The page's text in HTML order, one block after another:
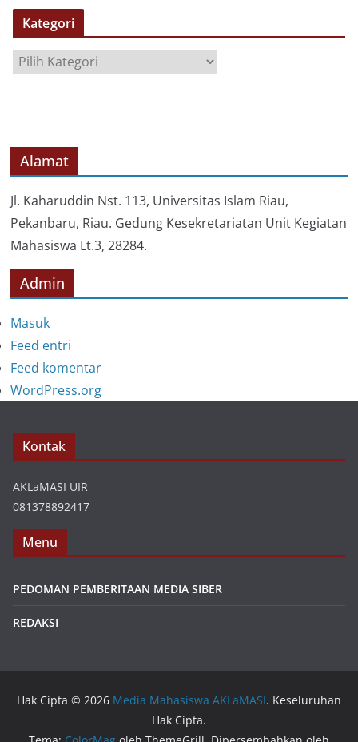
S
P
Kategori
a
r
i
Alamat
Jl. Kaharuddin Nst. 113, Universitas Islam Riau,
Pekanbaru, Riau. Gedung Kesekretariatan Unit Kegiatan
Mahasiswa Lt.3, 28284.
Admin
Masuk
Feed entri
Feed komentar
WordPress.org
Kontak
AKLaMASI UIR
081378892417
Menu
PEDOMAN PEMBERITAAN MEDIA SIBER
REDAKSI
Hak Cipta © 2026 Media Mahasiswa AKLaMASI. Keseluruhan
Hak Cipta.